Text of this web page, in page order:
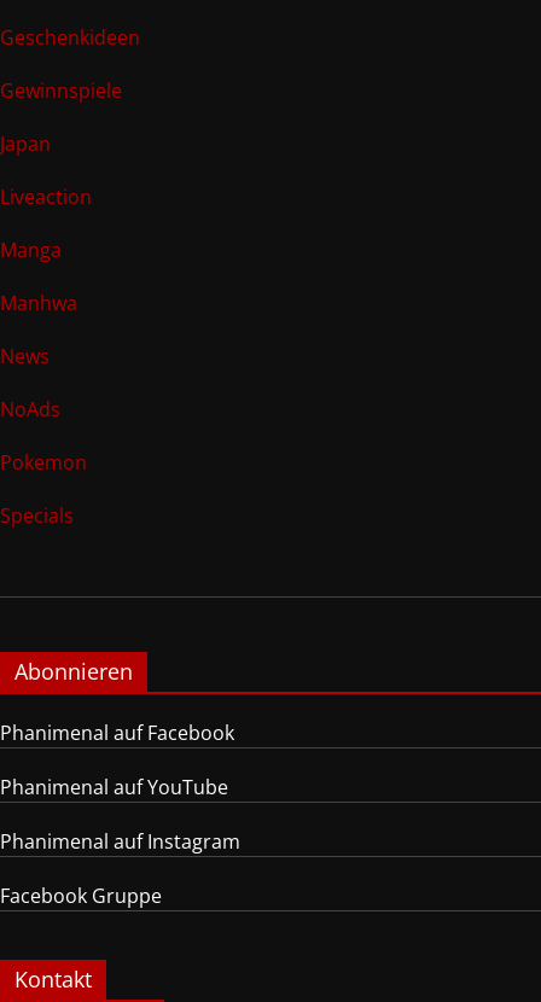
Geschenkideen
Gewinnspiele
Japan
Liveaction
Manga
Manhwa
News
NoAds
Pokemon
Specials
Abonnieren
Phanimenal auf Facebook
Phanimenal auf YouTube
Phanimenal auf Instagram
Facebook Gruppe
Kontakt